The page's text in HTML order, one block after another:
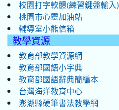
校園打字軟體(練習鍵盤輸入)
桃園市心靈加油站
輔導室小熊信箱
教學資源
教育部教學資源網
教育部國語小字典
教育部國語辭典簡編本
台灣海洋教育中心
澎湖縣硬筆書法教學網